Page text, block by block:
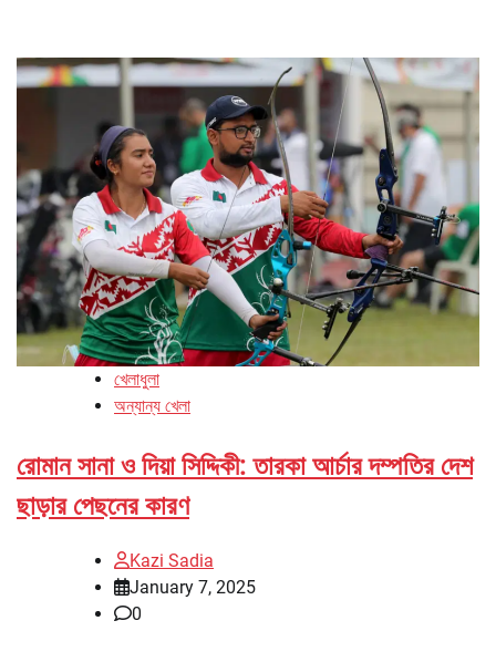
খেলাধুলা
অন্যান্য খেলা
রোমান সানা ও দিয়া সিদ্দিকী: তারকা আর্চার দম্পতির দেশ
ছাড়ার পেছনের কারণ
Kazi Sadia
January 7, 2025
0